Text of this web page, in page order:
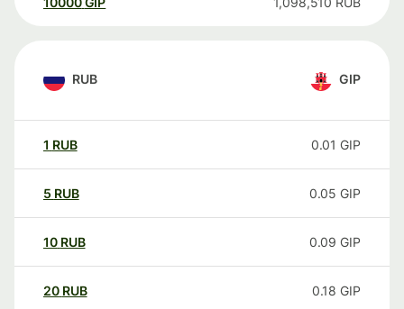
RUB GIP
1 RUB 0.01 GIP
5 RUB 0.05 GIP
10 RUB 0.09 GIP
20 RUB 0.18 GIP